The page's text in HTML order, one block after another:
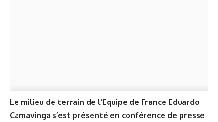
Le milieu de terrain de l’Equipe de France Eduardo
Camavinga s’est présenté en conférence de presse